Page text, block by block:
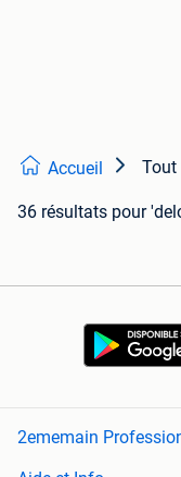
Accueil Tout
36 résultats pour
2ememain